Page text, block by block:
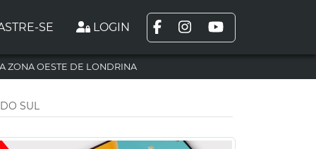
SE LOGIN
ZONA OESTE DE LONDRINA
SUL